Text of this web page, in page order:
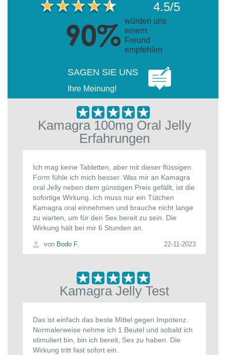
4.5/5
würden uns
einem
Freund
empfehlen
SAGEN SIE UNS
Ihre Meinung!
Kamagra 100mg Oral Jelly
Erfahrungen
Ich mag keine Tabletten, aber mit dieser flüssigen
Form fühle ich mich besser. Was mir an Kamagra
oral Jelly neben dem günstigen Preis gefällt, ist die
sofortige Wirkung. Ich muss nur ein Tütchen
Kamagra oral einnehmen und brauche nicht lange
zu warten, um für den Sex bereit zu sein. Die
Wirkung hält bei mir 6 Stunden an.
von Bodo F. 22-11-2023
Kamagra Jelly Test
Das ist einfach das beste Mittel gegen Impotenz.
Normalerweise nehme ich 1 Beutel und sobald ich
stimuliert bin, bin ich bereit, Sex zu haben. Die
Wirkung tritt fast sofort ein.